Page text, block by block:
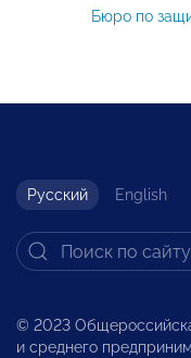
Бюро по
Русский English
© 2023
и среднего